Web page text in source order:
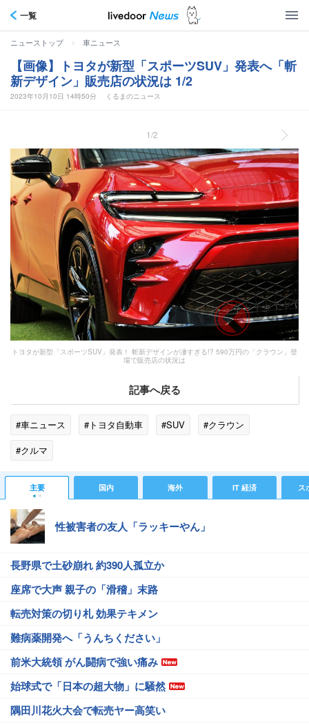
一覧
ニューストップ > 車ニュース
【画像】トヨタが新型「スポーツSUV」発表へ「斬
新デザイン」販売店の状況は 1/2
2023年10月10日 14時50分 くるまのニュース
1/2
トヨタが新型「スポーツSUV」発表！ 斬新デザインが凄すぎる!? 590万円の「クラウン」登
場で販売店の状況は
記事へ戻る
#車ニュース #トヨタ自動車 #SUV
#クラウン
#クルマ
主要 国内 海外 IT 経済 ス
性被害者の友人「ラッキーやん」
長野県で土砂崩れ 約390人孤立か
座席で大声 親子の「滑稽」末路
転売対策の切り札 効果テキメン
難病薬開発へ「うんちください」
前米大統領 がん闘病で強い痛み
始球式で「日本の超大物」に騒然
隅田川花火大会で転売ヤー高笑い